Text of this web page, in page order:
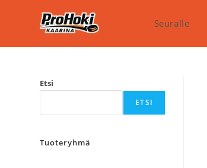
Seuralle
Etsi
ETSI
Tuoteryhmä